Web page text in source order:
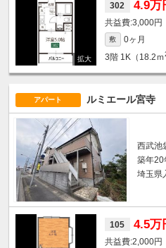
302 4.9万
3,000円
敷 0ヶ月
3階 1K（18.2ｍ
アパート ルミエール宮寺
西武池
築年20
埼玉県
105 4.5万
2,000円